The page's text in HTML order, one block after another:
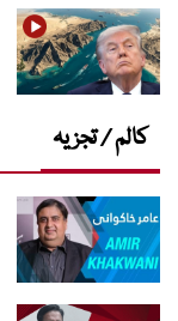
کالم / تجزیہ